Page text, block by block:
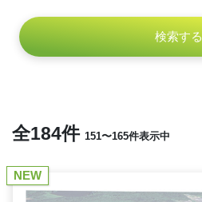
検索する
全184件 151〜165件表示中
NEW